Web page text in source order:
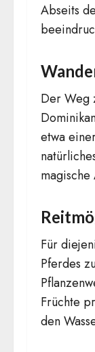
Abseits
Der Weg
etwa
Für
Pferdes
Früchte
den